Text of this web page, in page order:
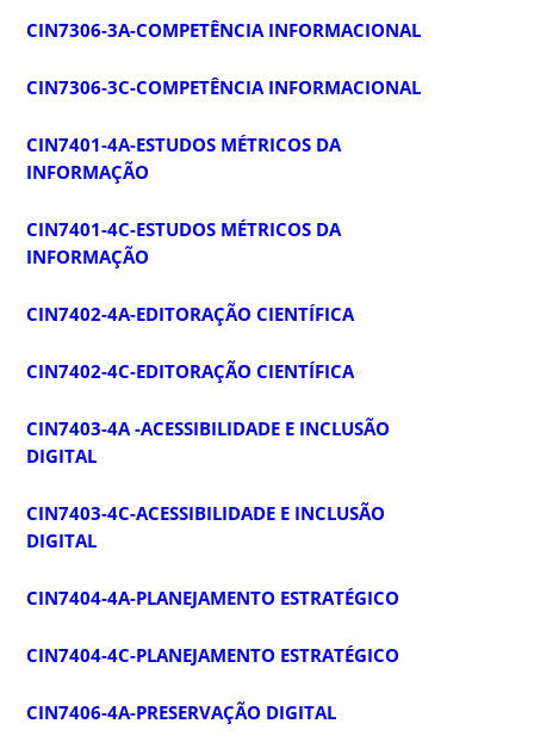
CIN7306-3A-COMPETÊNCIA INFORMACIONAL
CIN7306-3C-COMPETÊNCIA INFORMACIONAL
CIN7401-4A-ESTUDOS MÉTRICOS DA
INFORMAÇÃO
CIN7401-4C-ESTUDOS MÉTRICOS DA
INFORMAÇÃO
CIN7402-4A-EDITORAÇÃO CIENTÍFICA
CIN7402-4C-EDITORAÇÃO CIENTÍFICA
CIN7403-4A -ACESSIBILIDADE E INCLUSÃO
DIGITAL
CIN7403-4C-ACESSIBILIDADE E INCLUSÃO
DIGITAL
CIN7404-4A-PLANEJAMENTO ESTRATÉGICO
CIN7404-4C-PLANEJAMENTO ESTRATÉGICO
CIN7406-4A-PRESERVAÇÃO DIGITAL